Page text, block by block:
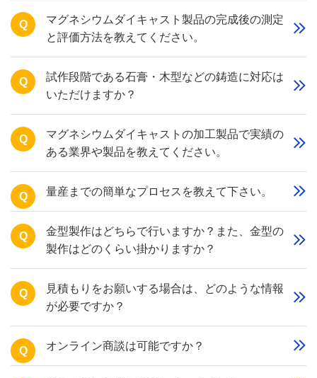
Q
マグネシウムダイキャスト製品の完成後の測定
と評価方法を教えてください。
Q
試作段階である石膏・木型などの鋳造に対応は
いただけますか？
Q
マグネシウムダイキャストの加工製品で実績の
ある業界や製品を教えてください。
Q 量産までの簡単なプロセスを教えて下さい。
Q
金型製作はどちらで行いますか？また、金型の
製作はどのくらい掛かりますか？
Q
見積もりをお願いする場合は、どのような情報
が必要ですか？
Q オンライン商談は可能ですか？